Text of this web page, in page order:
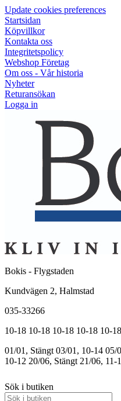
Update cookies preferences
Startsidan
Köpvillkor
Kontakta oss
Integritetspolicy
Webshop Företag
Om oss - Vår historia
Nyheter
Returansökan
Logga in
Bokis - Flygstaden
Kundvägen 2, Halmstad
035-33266
10-18 10-18 10-18 10-18 10-18
01/01, Stängt 03/01, 10-14 05/
10-12 20/06, Stängt 21/06, 11-
Sök i butiken